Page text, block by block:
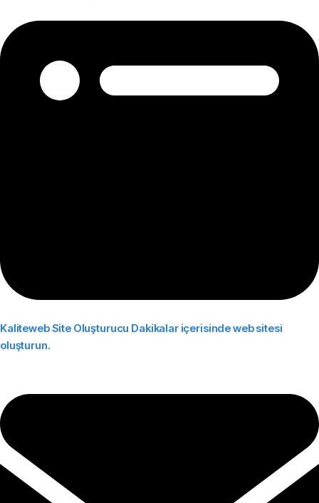
Kaliteweb Site Oluşturucu Dakikalar içerisinde web sitesi
oluşturun.